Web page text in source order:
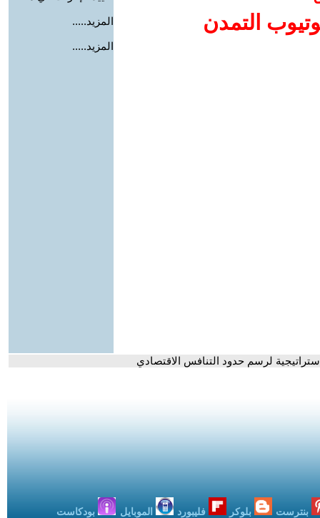
التمدن
المزيد.....
المزيد.....
لرسم حدود التنافس الاقتصادي
بنترست بلوكر فليبورد الموبايل بودكاست